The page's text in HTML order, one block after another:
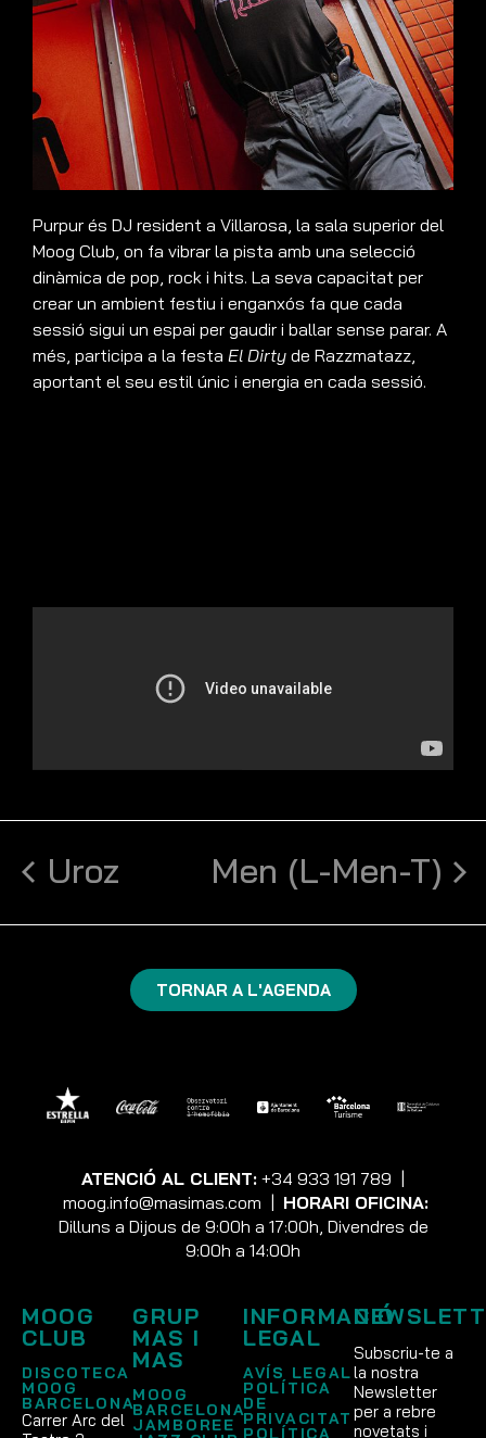
Purpur és DJ resident a Villarosa, la sala superior del
Moog Club, on fa vibrar la pista amb una selecció
dinàmica de pop, rock i hits. La seva capacitat per
crear un ambient festiu i enganxós fa que cada
sessió sigui un espai per gaudir i ballar sense parar. A
més, participa a la festa El Dirty de Razzmatazz,
aportant el seu estil únic i energia en cada sessió.
Uroz Men (L-Men-T)
TORNAR A L'AGENDA
ATENCIÓ AL CLIENT: +34 933 191 789 |
moog.info@masimas.com | HORARI OFICINA:
Dilluns a Dijous de 9:00h a 17:00h, Divendres de
9:00h a 14:00h
MOOG
CLUB
DISCOTECA
MOOG
BARCELONA
Carrer Arc del
GRUP
MAS I
MAS
MOOG
BARCELONA
JAMBOREE
INFORMACIÓ
LEGAL
AVÍS LEGAL
POLÍTICA
DE
PRIVACITAT
POLÍTICA
Subscriu-te a
la nostra
Newsletter
per a rebre
novetats i